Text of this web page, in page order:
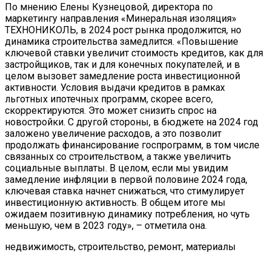
По мнению Елены Кузнецовой, директора по
маркетингу направления «Минеральная изоляция»
ТЕХНОНИКОЛЬ, в 2024 рост рынка продолжится, но
динамика строительства замедлится. «Повышение
ключевой ставки увеличит стоимость кредитов, как для
застройщиков, так и для конечных покупателей, и в
целом вызовет замедление роста инвестиционной
активности. Условия выдачи кредитов в рамках
льготных ипотечных программ, скорее всего,
скорректируются. Это может снизить спрос на
новостройки. С другой стороны, в бюджете на 2024 год
заложено увеличение расходов, а это позволит
продолжать финансирование госпрограмм, в том числе
связанных со строительством, а также увеличить
социальные выплаты. В целом, если мы увидим
замедление инфляции в первой половине 2024 года,
ключевая ставка начнет снижаться, что стимулирует
инвестиционную активность. В общем итоге мы
ожидаем позитивную динамику потребления, но чуть
меньшую, чем в 2023 году», – отметила она.
недвижимость, строительство, ремонт, материалы